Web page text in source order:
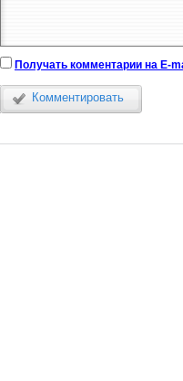
Получать комментарии на E-
Комментировать